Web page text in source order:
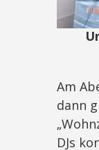
Am
dann
DJs